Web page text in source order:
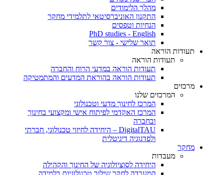
מהלך הלימודים
התקנון האוניברסיטאי לתלמידי מחקר
הנחיות וטפסים
PhD studies - English
תואר שלישי - צור קשר
תעודות הוראה
תעודות הוראה
תעודות הוראה במדעי הרוח והחברה
תעודות הוראה בהוראת המדעים והמתמטיקה
מרכזים
המרכזים שלנו
המרכז לחינוך מדעי וטכנולוגי
המרכז האקדמי לפיתוח אישי ומקצועי בחינוך
ובחברה
DigitalTAU – היחידה לחיזוי טכנולוגי, חברתי
ולפדגוגיה דיגיטלית
מחקר
מעבדות
היחידה לסוציולוגיה של החינוך והקהילה
המעבדה לחקר שילוב טכנולוגיות בלמידה